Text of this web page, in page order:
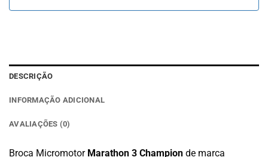
DESCRIÇÃO
INFORMAÇÃO ADICIONAL
AVALIAÇÕES (0)
Broca Micromotor Marathon 3 Champion de marca